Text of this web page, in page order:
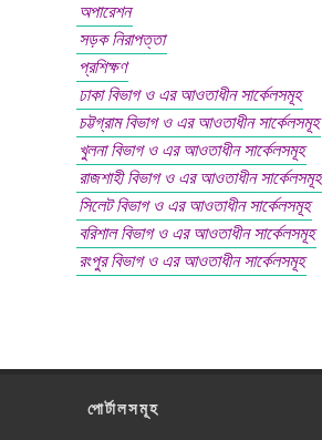
অপারেশন
সড়ক নিরাপত্তা
প্রশিক্ষণ
ঢাকা বিভাগ ও এর আওতাধীন সার্কেলসমূহ
চট্টগ্রাম বিভাগ ও এর আওতাধীন সার্কেলসমূহ
খুলনা বিভাগ ও এর আওতাধীন সার্কেলসমূহ
রাজশাহী বিভাগ ও এর আওতাধীন সার্কেলসমূহ
সিলেট বিভাগ ও এর আওতাধীন সার্কেলসমূহ
বরিশাল বিভাগ ও এর আওতাধীন সার্কেলসমূহ
রংপুর বিভাগ ও এর আওতাধীন সার্কেলসমূহ
পোর্টালসমূহ